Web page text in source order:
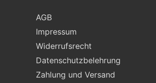
AGB
Impressum
Widerrufsrecht
Datenschutzbelehrung
Zahlung und Versand